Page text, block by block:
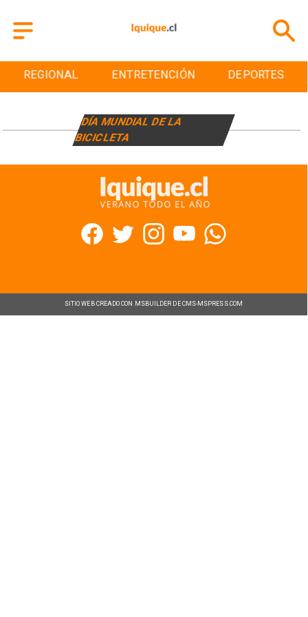
REGIONAL ENTRETENCIÓN DEPORTES
DÍA MUNDIAL DE LA
BICICLETA
SITIO WEB CREADO CON MSBUILDER DE CMS-MSPRESS.COM